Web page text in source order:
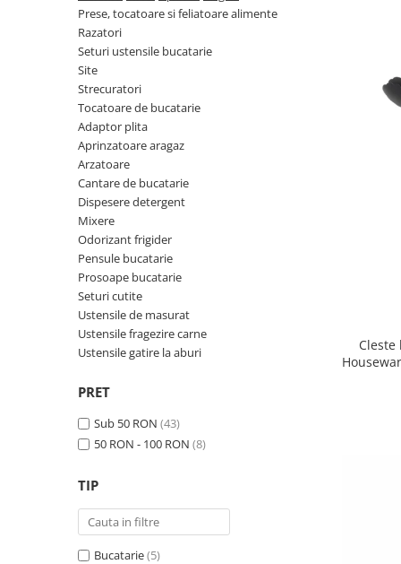
Fructiere si cosuri
Naproane si capace acoperire
Oliviere si solnite
Platouri servire
Suporturi oale
Tavi servire
Seturi servire tapas
Suport servetele
Depozitare alimente
Cutii Alimentare
Cutii pentru paine
Recipiente si borcane
Organizatoare frigider
Obiecte mobilier
Accesorii mobilier
Ustensile pentru gatit
Ascutitori cutite
Ceasuri decorative
Covorase intrare
Suporturi si rame fotografii
Odorizante
Odorizante auto
Odorizante camera
Seturi desen
Prese, tocatoare si feliatoare alimente
Razatori
Seturi ustensile bucatarie
Site
Strecuratori
Tocatoare de bucatarie
Adaptor plita
Aprinzatoare aragaz
Arzatoare
Cantare de bucatarie
Dispesere detergent
Mixere
Odorizant frigider
Pensule bucatarie
Prosoape bucatarie
Seturi cutite
Ustensile de masurat
Ustensile fragezire carne
Ustensile gatire la aburi
PRET
Sub 50 RON (43)
50 RON - 100 RON (8)
TIP
Bucatarie(5)